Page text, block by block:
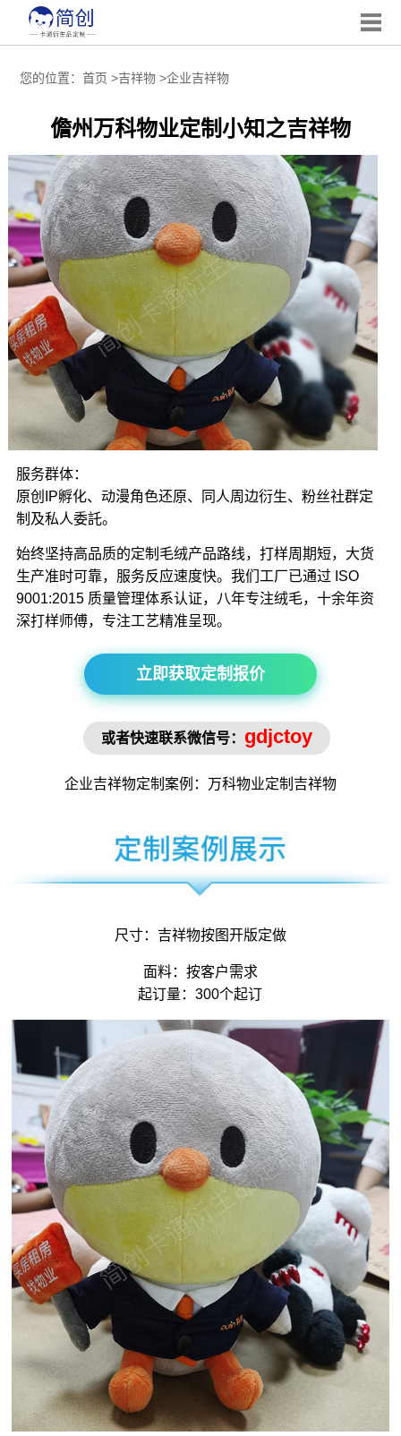
您的位置： 首页 >吉祥物>企业吉祥物
儋州万科物业定制小知之吉祥物
服务群体：
原创IP孵化、动漫角色还原、同人周边衍生、粉丝社群定
制及私人委託。
始终坚持高品质的定制毛绒产品路线，打样周期短，大货
生产准时可靠，服务反应速度快。我们工厂已通过 ISO
9001:2015 质量管理体系认证，八年专注绒毛，十余年资
深打样师傅，专注工艺精准呈现。
立即获取定制报价
或者快速联系微信号： gdjctoy
企业吉祥物定制案例：万科物业定制 吉祥物
尺寸： 吉祥物按图开版定做
面料：按客户需求
起订量：300个起订